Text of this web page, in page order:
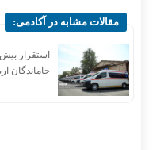
مقالات مشابه در آکادمی:
استقرار
جاماندگان